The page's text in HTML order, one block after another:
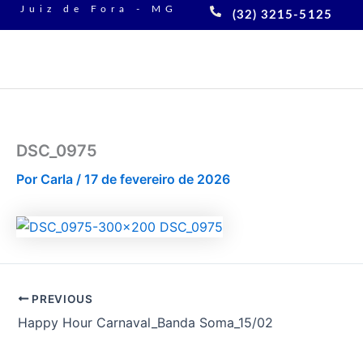
para
Juiz de Fora - MG (32) 3215-5125
DSC_0975
Por Carla / 17 de fevereiro de 2026
PREVIOUS
Happy Hour Carnaval_Banda Soma_15/02